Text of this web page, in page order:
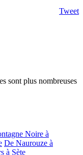
Tweet
sont plus nombreuses
Noire à
De Naurouze à
à Sète